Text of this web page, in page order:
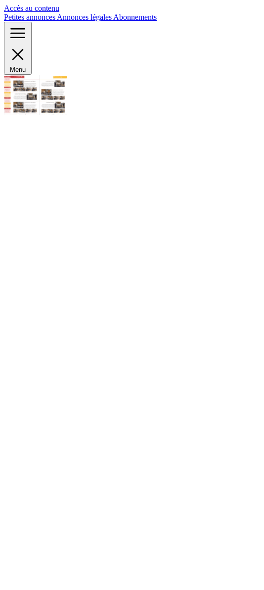
Accès au contenu
Petites annonces Annonces légales Abonnements
Menu
Panneau de gestion des cookies